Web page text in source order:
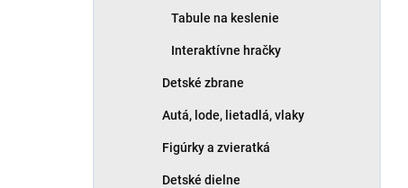
Tabule na keslenie
Interaktívne hračky
Detské zbrane
Autá, lode, lietadlá, vlaky
Figúrky a zvieratká
Detské dielne